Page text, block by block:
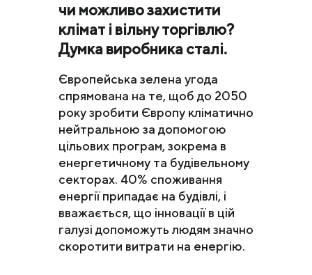
чи можливо захистити
клімат і вільну торгівлю?
Думка виробника сталі.
Європейська зелена угода
спрямована на те, щоб до 2050
року зробити Європу кліматично
нейтральною за допомогою
цільових програм, зокрема в
енергетичному та будівельному
секторах. 40% споживання
енергії припадає на будівлі, і
вважається, що інновації в цій
галузі допоможуть людям значно
скоротити витрати на енергію.